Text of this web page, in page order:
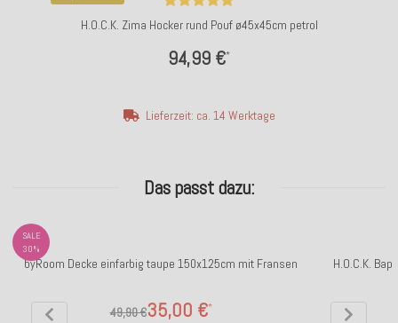
H.O.C.K. Zima Hocker rund Pouf ø45x45cm petrol
94,99 €*
Lieferzeit: ca. 14 Werktage
Das passt dazu:
SALE
30%
byRoom Decke einfarbig taupe 150x125cm mit Fransen
35,00 €*
49,90 €
H.O.C.K.